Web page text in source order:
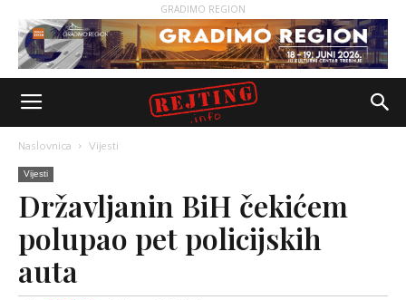
GRADIMO REGION
Naslovnica Vijesti
Vijesti
Državljanin BiH čekićem
polupao pet policijskih
auta